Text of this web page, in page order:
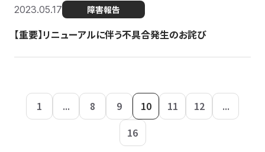
2023.05.17 障害報告
【重要】リニューアルに伴う不具合発生のお詫び
1 ... 8 9 10 11 12
...
16